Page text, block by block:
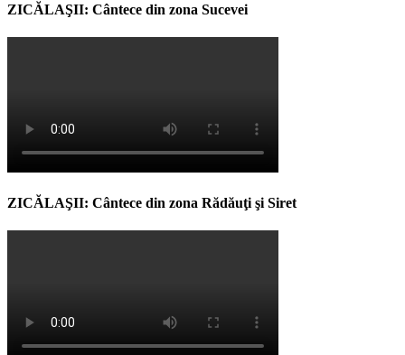
ZICĂLAŞII: Cântece din zona Sucevei
ZICĂLAŞII: Cântece din zona Rădăuţi şi Siret